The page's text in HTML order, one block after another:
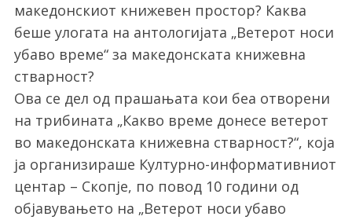
македонскиот книжевен простор? Каква
беше улогата на антологијата „Ветерот носи
убаво време“ за македонската книжевна
стварност?
Ова се дел од прашањата кои беа отворени
на трибината „Какво време донесе ветерот
во македонската книжевна стварност?“, која
ја организираше Културно-информативниот
центар – Скопје, по повод 10 години од
објавувањето на „Ветерот носи убаво